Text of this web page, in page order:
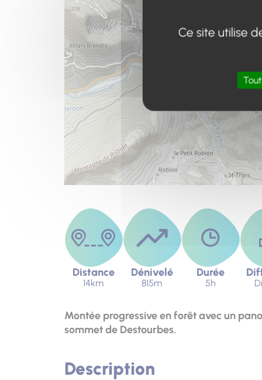
Distance
14km
Dénivelé
815m
Durée
5h
Montée progressive en forêt avec un
sommet de Destourbes.
Description
Ce site utilise